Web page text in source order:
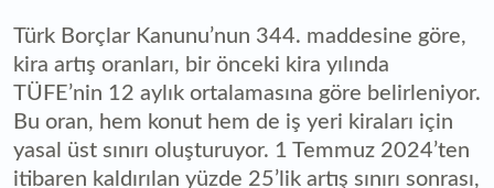
Türk Borçlar Kanunu’nun 344. maddesine göre,
kira artış oranları, bir önceki kira yılında
TÜFE’nin 12 aylık ortalamasına göre belirleniyor.
Bu oran, hem konut hem de iş yeri kiraları için
yasal üst sınırı oluşturuyor. 1 Temmuz 2024’ten
itibaren kaldırılan yüzde 25’lik artış sınırı sonrası,